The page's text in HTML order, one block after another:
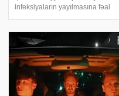
infeksiyaların yayılmasına fəal
bəşəriyyət üçün təhlükə yaradıb,
lakin COVID-19 pandemiyası
mümkü